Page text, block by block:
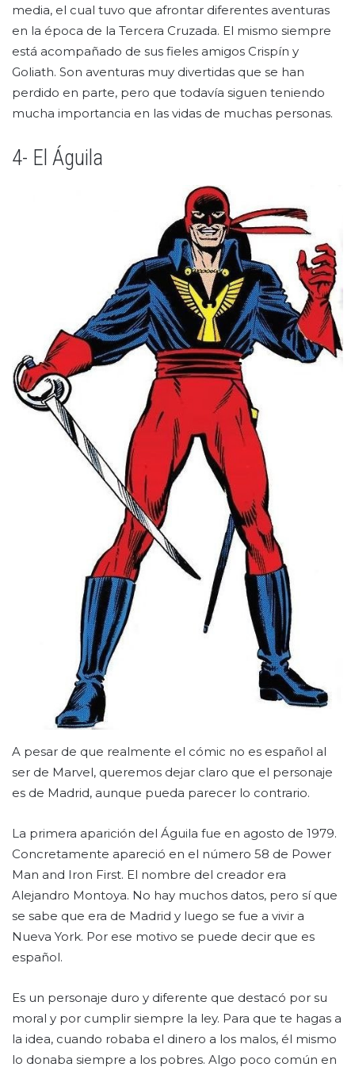
media, el cual tuvo que afrontar diferentes aventuras
en la época de la Tercera Cruzada. El mismo siempre
está acompañado de sus fieles amigos Crispín y
Goliath. Son aventuras muy divertidas que se han
perdido en parte, pero que todavía siguen teniendo
mucha importancia en las vidas de muchas personas.
4- El Águila
A pesar de que realmente el cómic no es español al
ser de Marvel, queremos dejar claro que el personaje
es de Madrid, aunque pueda parecer lo contrario.
La primera aparición del Águila fue en agosto de 1979.
Concretamente apareció en el número 58 de Power
Man and Iron First. El nombre del creador era
Alejandro Montoya. No hay muchos datos, pero sí que
se sabe que era de Madrid y luego se fue a vivir a
Nueva York. Por ese motivo se puede decir que es
español.
Es un personaje duro y diferente que destacó por su
moral y por cumplir siempre la ley. Para que te hagas a
la idea, cuando robaba el dinero a los malos, él mismo
lo donaba siempre a los pobres. Algo poco común en